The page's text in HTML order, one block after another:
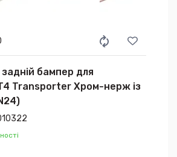
бампер для
Transporter Хром-нерж із